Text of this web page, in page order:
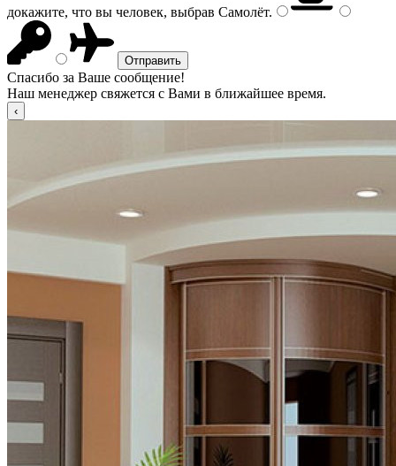
докажите, что вы человек, выбрав Самолёт.
Спасибо за Ваше сообщение!
Наш менеджер свяжется с Вами в ближайшее время.